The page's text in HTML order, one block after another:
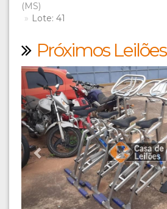
(MS)
Lote: 41
Próximos Leilões
Previous